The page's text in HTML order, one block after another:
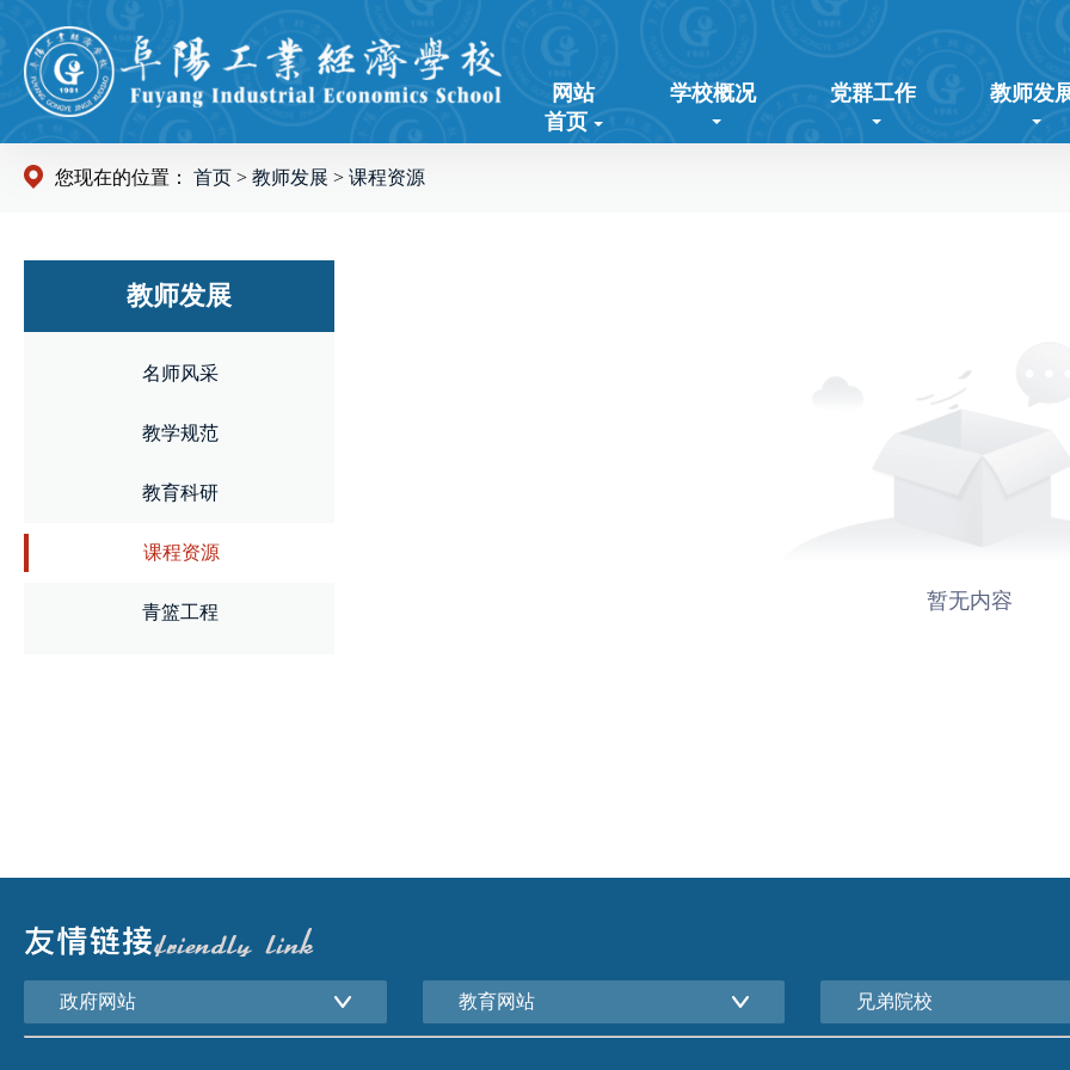
网站
首页
学校概况 党群工作 教师发
您现在的位置： 首页 > 教师发展 > 课程资源
教师发展
名师风采
教学规范
教育科研
课程资源
青篮工程 暂无内容
政府网站 教育网站 兄弟院校